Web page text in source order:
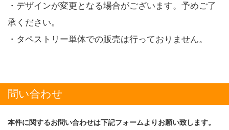
・デザインが変更となる場合がございます。予めご了
承ください。
・タペストリー単体での販売は行っておりません。
問い合わせ
本件に関するお問い合わせは下記フォームよりお願い致します。